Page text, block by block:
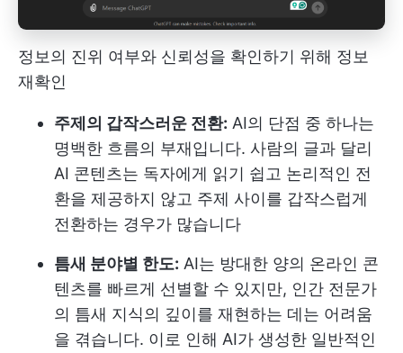
정보의 진위 여부와 신뢰성을 확인하기 위해 정보
재확인
주제의 갑작스러운 전환: AI의 단점 중 하나는
명백한 흐름의 부재입니다. 사람의 글과 달리
AI 콘텐츠는 독자에게 읽기 쉽고 논리적인 전
환을 제공하지 않고 주제 사이를 갑작스럽게
전환하는 경우가 많습니다
틈새 분야별 한도: AI는 방대한 양의 온라인 콘
텐츠를 빠르게 선별할 수 있지만, 인간 전문가
의 틈새 지식의 깊이를 재현하는 데는 어려움
을 겪습니다. 이로 인해 AI가 생성한 일반적인